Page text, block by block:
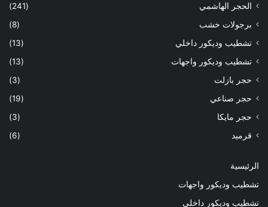
الحجر الهاشمي
(241)
برجولات خشب
(8)
تشطيب وديكور داخلي
(13)
تشطيب وديكور واجهات
(13)
حجر بازلت
(3)
حجر صناعي
(19)
حجر مايكا
(3)
قرميد
(6)
الرئيسية
تشطيب وديكور واجهات
تشطيب وديكور داخلي